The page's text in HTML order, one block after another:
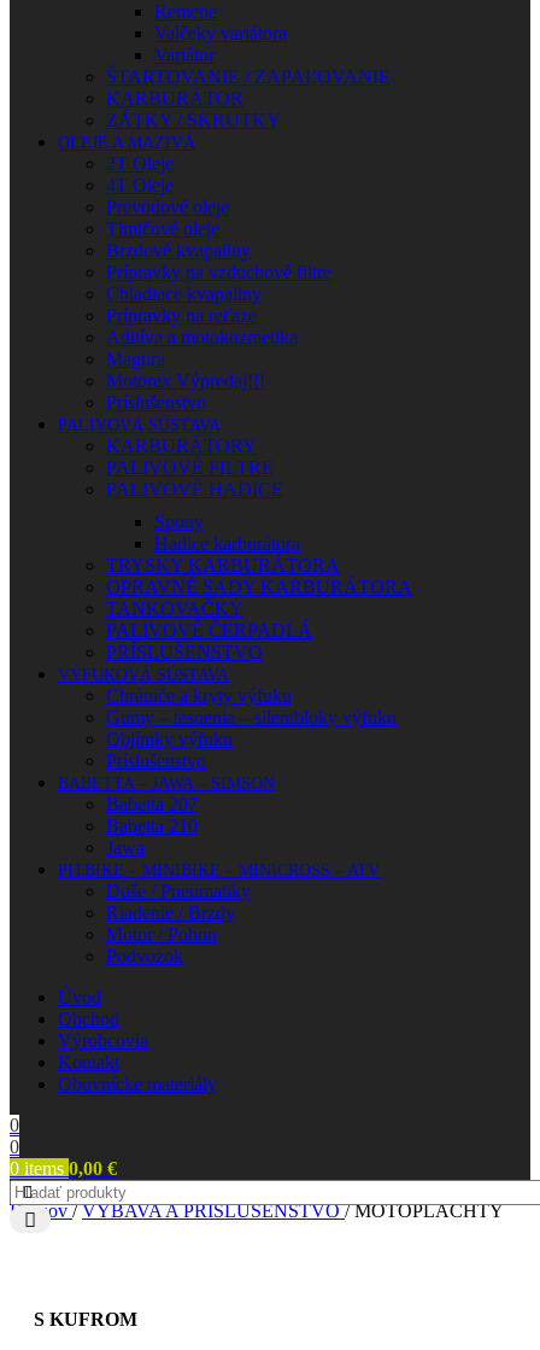
Remene
Valčeky variátora
Variátor
ŠTARTOVANIE / ZAPAĽOVANIE
KARBURÁTOR
ZÁTKY / SKRUTKY
OLEJE A MAZIVÁ
2T Oleje
4T Oleje
Prevodové oleje
Tlmičové oleje
Brzdové kvapaliny
Prípravky na vzduchové filtre
Chladiace kvapaliny
Prípravky na reťaze
Aditíva a motokozmetika
Magura
Motorex Výpredaj!!!
Príslušenstvo
PALIVOVÁ SÚSTAVA
KARBURÁTORY
PALIVOVÉ FILTRE
PALIVOVÉ HADICE
Spony
Hadice karburátora
TRYSKY KARBURÁTORA
OPRAVNÉ SADY KARBURÁTORA
TANKOVAČKY
PALIVOVÉ ČERPADLÁ
PRÍSLUŠENSTVO
VÝFUKOVÁ SÚSTAVA
Chrániče a kryty výfuku
Gumy – tesnenia – silentbloky výfuku
Objímky výfuku
Príslušenstvo
BABETTA – JAWA – SIMSON
Babetta 207
Babetta 210
Jawa
PITBIKE – MINIBIKE – MINICROSS – ATV
Duše / Pneumatiky
Riadenie / Brzdy
Motor / Pohon
Podvozok
Úvod
Obchod
Výrobcovia
Kontakt
Obuvnícke materiály
0
0
0 items 0,00 €
Domov/ VÝBAVA A PRÍSLUŠENSTVO/ MOTOPLACHTY
S KUFROM